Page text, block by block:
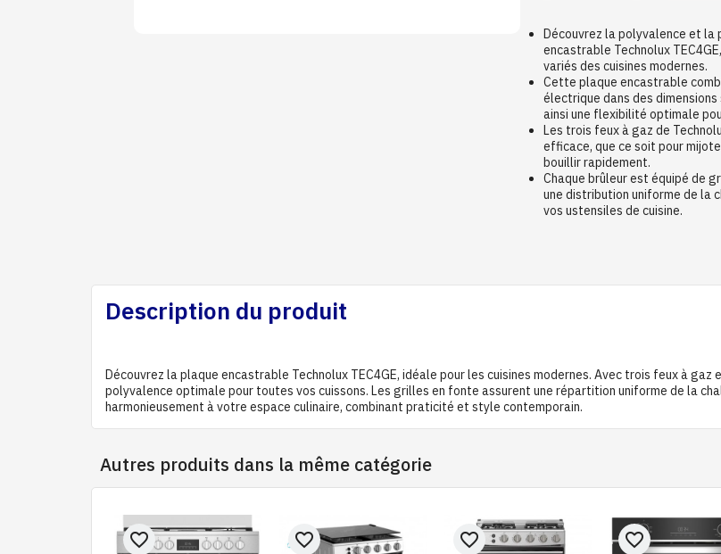
Découvrez la polyvalence et la
encastrable Technolux
variés des cuisines modernes.
Cette plaque encastrable
électrique dans des
ainsi une flexibilité optimale
Les trois feux à gaz de
efficace, que ce soit pour
bouillir rapidement.
Chaque brûleur est équipé de
une distribution uniforme de la
vos ustensiles de cuisine.
Description du produit
Découvrez la plaque encastrable Technolux TEC4GE, idéale pour les cuisines modernes. Avec trois feux à
polyvalence optimale pour toutes vos cuissons. Les grilles en fonte assurent une répartition uniforme de la
harmonieusement à votre espace culinaire, combinant praticité et style contemporain.
Autres produits dans la même catégorie
favorite_border favorite_border favorite_border favorite_border